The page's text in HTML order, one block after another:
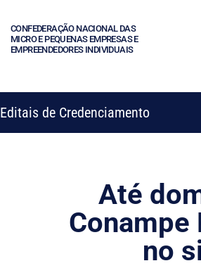
CONFEDERAÇÃO NACIONAL DAS
MICRO E PEQUENAS EMPRESAS E
EMPREENDEDORES INDIVIDUAIS
Editais de Credenciamento
Até
Conampe
no